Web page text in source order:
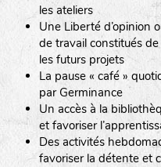
les ateliers
Une Liberté d’opinion
de travail constitués
les futurs projets
La pause « café »
par Germinance
Un accès à la
et favoriser
Des activités
favoriser la détente et